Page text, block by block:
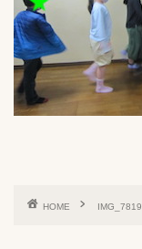
HOME IMG_7819